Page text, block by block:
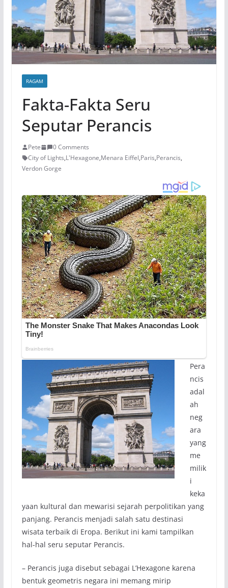
RAGAM
Fakta-Fakta Seru
Seputar Perancis
Pete
0 Comments
City of Lights,L'Hexagone,Menara Eiffel,Paris,Perancis,
Verdon Gorge
Pera
ncis
adal
ah
neg
ara
yang
me
milik
i
keka
yaan kultural dan mewarisi sejarah perpolitikan yang
panjang. Perancis menjadi salah satu destinasi
wisata terbaik di Eropa. Berikut ini kami tampilkan
hal-hal seru seputar Perancis.
– Perancis juga disebut sebagai L’Hexagone karena
bentuk geometris negara ini memang mirip